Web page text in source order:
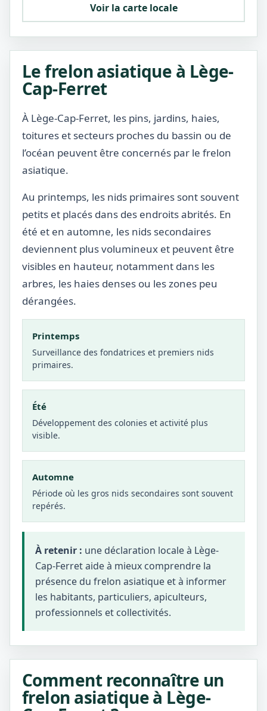
Voir la carte locale
Le frelon asiatique à Lège-
Cap-Ferret
À Lège-Cap-Ferret, les pins, jardins, haies,
toitures et secteurs proches du bassin ou de
l’océan peuvent être concernés par le frelon
asiatique.
Au printemps, les nids primaires sont souvent
petits et placés dans des endroits abrités. En
été et en automne, les nids secondaires
deviennent plus volumineux et peuvent être
visibles en hauteur, notamment dans les
arbres, les haies denses ou les zones peu
dérangées.
Printemps
Surveillance des fondatrices et premiers nids
primaires.
Été
Développement des colonies et activité plus
visible.
Automne
Période où les gros nids secondaires sont souvent
repérés.
À retenir : une déclaration locale à Lège-
Cap-Ferret aide à mieux comprendre la
présence du frelon asiatique et à informer
les habitants, particuliers, apiculteurs,
professionnels et collectivités.
Comment reconnaître un
frelon asiatique à Lège-